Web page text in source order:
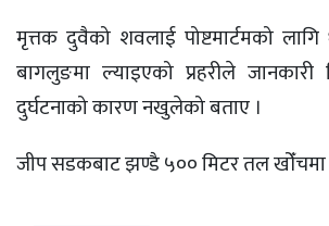
मृत्तक दुवैको शवलाई पोष्टमार्टमको लागि
बागलुङमा ल्याइएको प्रहरीले
दुर्घटनाको कारण नखुलेको बताए ।
जीप सडकबाट झण्डै ५०० मिटर तल